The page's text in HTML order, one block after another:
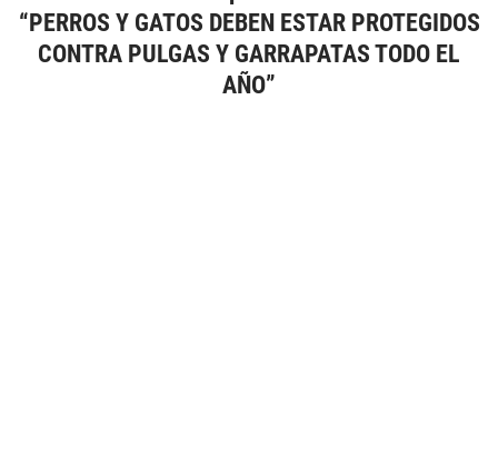
“PERROS Y GATOS DEBEN ESTAR PROTEGIDOS
CONTRA PULGAS Y GARRAPATAS TODO EL
AÑO”